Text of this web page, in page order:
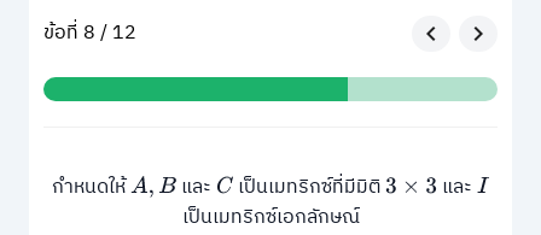
ข้อที่ 8 / 12
กำหนดให้A,B และ C เป็นเมทริกซ์ที่มีมิติ3 ×3 และI
เป็นเมทริกซ์เอกลักษณ์